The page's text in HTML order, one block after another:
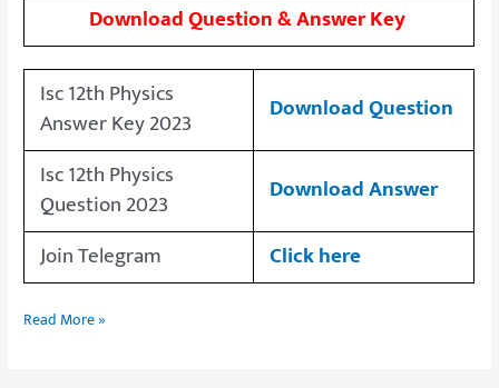
Download Question & Answer Key
Isc 12th Physics
Answer Key 2023
Download Question
Isc 12th Physics
Question 2023
Download Answer
Join Telegram
Click here
Read More »